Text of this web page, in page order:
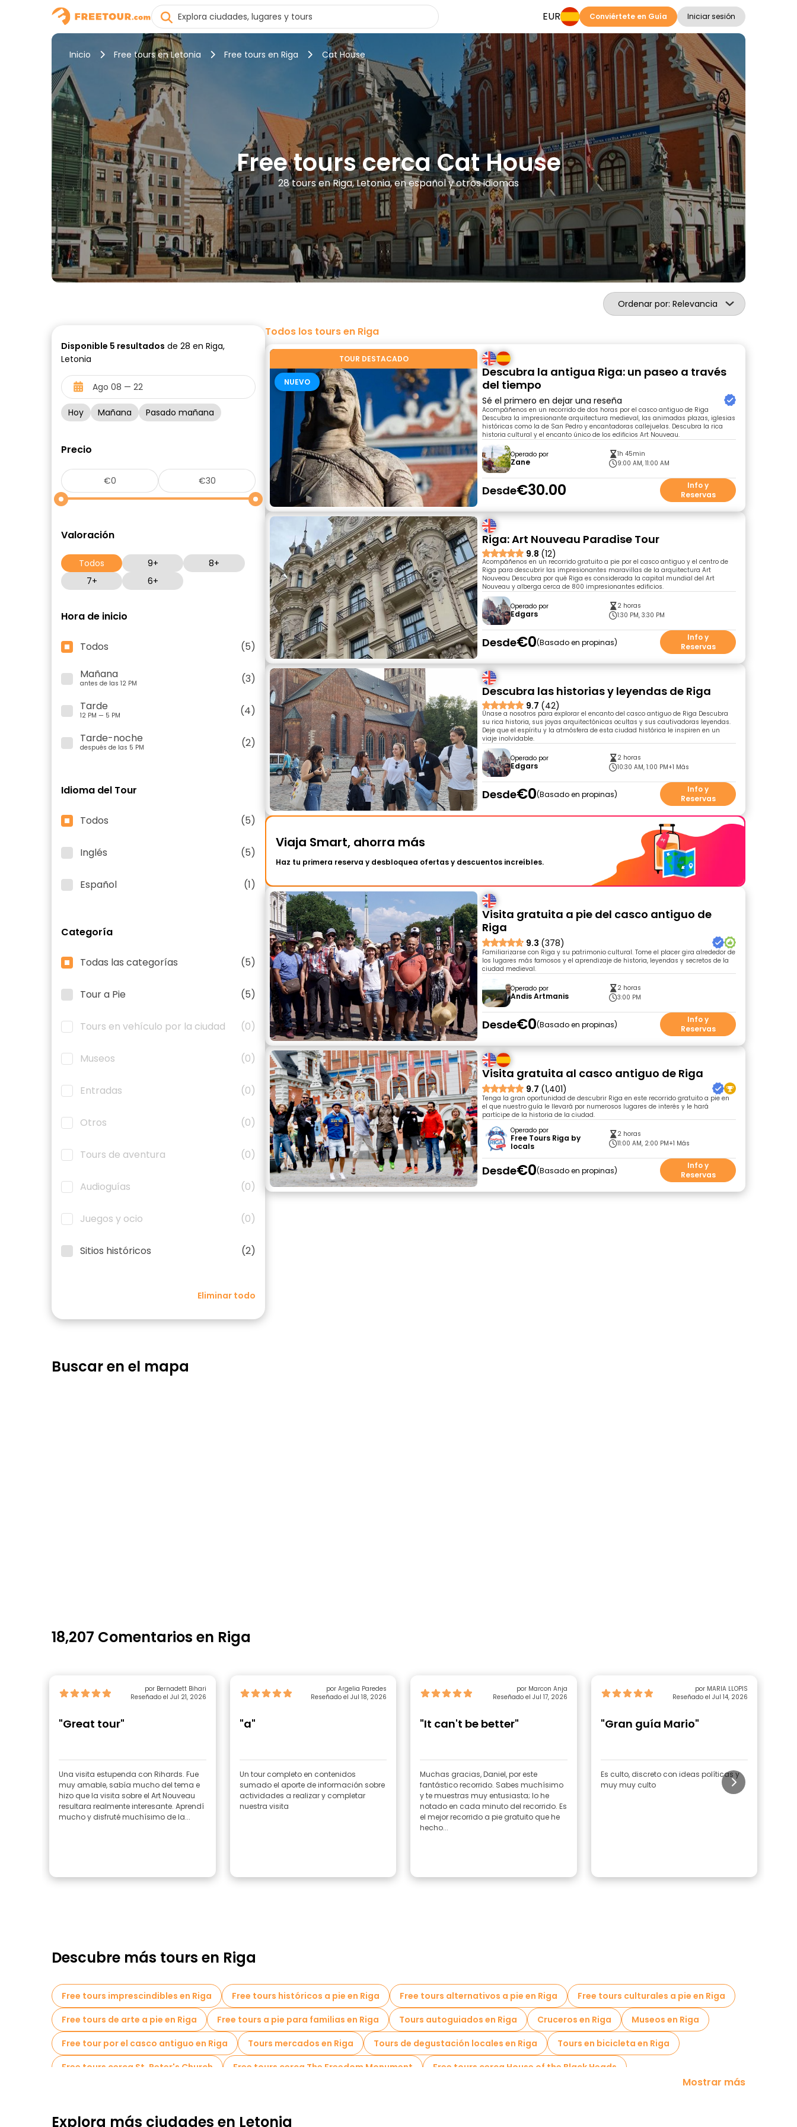
EUR Conviértete en Guía Iniciar sesión
Inicio Free tours en Letonia Free tours en Riga Cat House
Free tours cerca Cat House
28 tours en Riga, Letonia, en español y otros idiomas
Ordenar por: Relevancia
Disponible 5 resultados de 28 en Riga,
Letonia
Hoy Mañana Pasado mañana
Precio
Valoración
Todos 9+
8+
7+
6+
Hora de inicio
Todos
(5)
Mañana
antes de las 12 PM
(3)
Tarde
12 PM — 5 PM
(4)
Tarde-noche
después de las 5 PM (2)
Idioma del Tour
Todos (5)
Inglés (5)
Español (1)
Categoría
Todas las categorías (5)
Tour a Pie (5)
Tours en vehículo por la ciudad (0)
Museos (0)
Entradas (0)
Otros (0)
Tours de aventura (0)
Audioguías (0)
Juegos y ocio (0)
Sitios históricos (2)
Eliminar todo
Todos los tours en Riga
TOUR DESTACADO
NUEVO
Descubra la antigua Riga: un paseo a través
del tiempo
Sé el primero en dejar una reseña
Acompáñenos en un recorrido de dos horas por el casco antiguo de Riga
Descubra la impresionante arquitectura medieval, las animadas plazas, iglesias
históricas como la de San Pedro y encantadoras callejuelas. Descubra la rica
historia cultural y el encanto único de los edificios Art Nouveau.
Operado por
Zane
1h 45min
9:00 AM, 11:00 AM
Desde€30.00
Info y
Reservas
Riga: Art Nouveau Paradise Tour
9.8 (12)
Acompáñenos en un recorrido gratuito a pie por el casco antiguo y el centro de
Riga para descubrir las impresionantes maravillas de la arquitectura Art
Nouveau Descubra por qué Riga es considerada la capital mundial del Art
Nouveau y alberga cerca de 800 impresionantes edificios.
Operado por
Edgars
2 horas
1:30 PM, 3:30 PM
Desde€0 Basado en propinas
Info y
Reservas
Descubra las historias y leyendas de Riga
9.7 (42)
Únase a nosotros para explorar el encanto del casco antiguo de Riga Descubra
su rica historia, sus joyas arquitectónicas ocultas y sus cautivadoras leyendas.
Deje que el espíritu y la atmósfera de esta ciudad histórica le inspiren en un
viaje inolvidable.
Operado por
Edgars
2 horas
10:30 AM, 1:00 PM+1 Más
Desde€0 Basado en propinas
Info y
Reservas
Viaja Smart, ahorra más
Haz tu primera reserva y desbloquea ofertas y descuentos increíbles.
Visita gratuita a pie del casco antiguo de
Riga
9.3 (378)
Familiarizarse con Riga y su patrimonio cultural. Tome el placer gira alrededor de
los lugares más famosos y el aprendizaje de historia, leyendas y secretos de la
ciudad medieval.
Operado por
Andis Artmanis
2 horas
3:00 PM
Desde€0 Basado en propinas
Info y
Reservas
Visita gratuita al casco antiguo de Riga
9.7 (1,401)
Tenga la gran oportunidad de descubrir Riga en este recorrido gratuito a pie en
el que nuestro guía le llevará por numerosos lugares de interés y le hará
partícipe de la historia de la ciudad.
Operado por
Free Tours Riga by
locals
2 horas
11:00 AM, 2:00 PM+1 Más
Desde€0 Basado en propinas
Info y
Reservas
Buscar en el mapa
18,207 Comentarios en Riga
por Bernadett Bihari
Reseñado el Jul 21, 2026
"Great tour"
Una visita estupenda con Rihards. Fue
muy amable, sabía mucho del tema e
hizo que la visita sobre el Art Nouveau
resultara realmente interesante. Aprendí
mucho y disfruté muchísimo de la...
por Argelia Paredes
Reseñado el Jul 18, 2026
"a"
Un tour completo en contenidos
sumado el aporte de información sobre
actividades a realizar y completar
nuestra visita
por Marcon Anja
Reseñado el Jul 17, 2026
"It can't be better"
Muchas gracias, Daniel, por este
fantástico recorrido. Sabes muchísimo
y te muestras muy entusiasta; lo he
notado en cada minuto del recorrido. Es
el mejor recorrido a pie gratuito que he
hecho...
por MARIA LLOPIS
Reseñado el Jul 14, 2026
"Gran guía Mario"
Es culto, discreto con ideas políticas y
muy muy culto
Descubre más tours en Riga
Free tours imprescindibles en Riga Free tours históricos a pie en Riga Free tours alternativos a pie en Riga
Free tours culturales a pie en Riga
Free tours de arte a pie en Riga
Free tours a pie para familias en Riga Tours autoguiados en Riga Cruceros en Riga
Museos en Riga
Free tour por el casco antiguo en Riga
Tours mercados en Riga Tours de degustación locales en Riga
Tours en bicicleta en Riga
Free tours cerca St. Peter's Church
Free tours cerca The Freedom Monument Free tours cerca House of the Black Heads
Mostrar más
Explora más ciudades en Letonia